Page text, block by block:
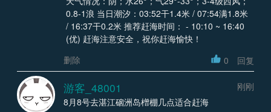
0.8-1浪 当日潮汐：03:52干1.4米 / 07:54满1.8米
/ 16:37干0.2米 推荐赶海时间： - 10:10 ~ 16:40
(优) 赶海注意安全，祝你赶海愉快！
删除
0 回复
游客_48001
刚刚
8月8号去湛江硇洲岛橧棚几点适合赶海